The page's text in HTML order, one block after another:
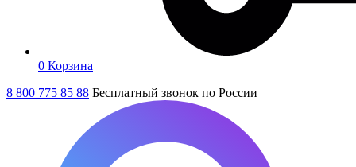
0 Корзина
8 800 775 85 88 Бесплатный звонок по России